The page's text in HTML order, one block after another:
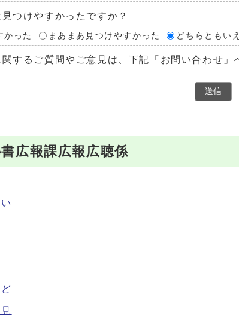
つけやすかったですか？
かった まあまあ見つけやすかった どちらともい
するご質問やご意見は、下記「お問い合わせ」
広報課広報広聴係